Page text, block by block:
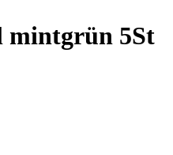
mintgrün 5St